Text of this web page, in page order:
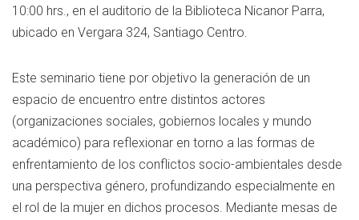
10:00 hrs., en el auditorio de la Biblioteca Nicanor Parra,
ubicado en Vergara 324, Santiago Centro.
Este seminario tiene por objetivo la generación de un
espacio de encuentro entre distintos actores
(organizaciones sociales, gobiernos locales y mundo
académico) para reflexionar en torno a las formas de
enfrentamiento de los conflictos socio-ambientales desde
una perspectiva género, profundizando especialmente en
el rol de la mujer en dichos procesos. Mediante mesas de